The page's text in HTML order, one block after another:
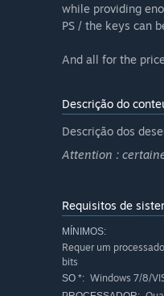
while providing
PS / the keys can
And all for the
Descrição do
Descrição dos
Attention :
Requisitos de
MÍNIMOS:
Requer um
bits
SO *: Windows 7/8/